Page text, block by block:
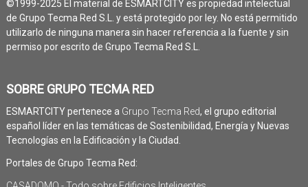
©1999-2025 El material de ESMARTCITY es propiedad intelectual
de Grupo Tecma Red S.L. y está protegido por ley. No está permitido
utilizarlo de ninguna manera sin hacer referencia a la fuente y sin
permiso por escrito de Grupo Tecma Red S.L.
SOBRE GRUPO TECMA RED
ESMARTCITY pertenece a Grupo Tecma Red, el grupo editorial
español líder en las temáticas de Sostenibilidad, Energía y Nuevas
Tecnologías en la Edificación y la Ciudad.
Portales de Grupo Tecma Red: